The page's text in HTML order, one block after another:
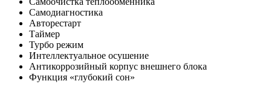
Самодиагностика
Авторестарт
Таймер
Турбо режим
Интеллектуальное осушение
Антикоррозийный корпус внешнего блока
Функция «глубокий сон»